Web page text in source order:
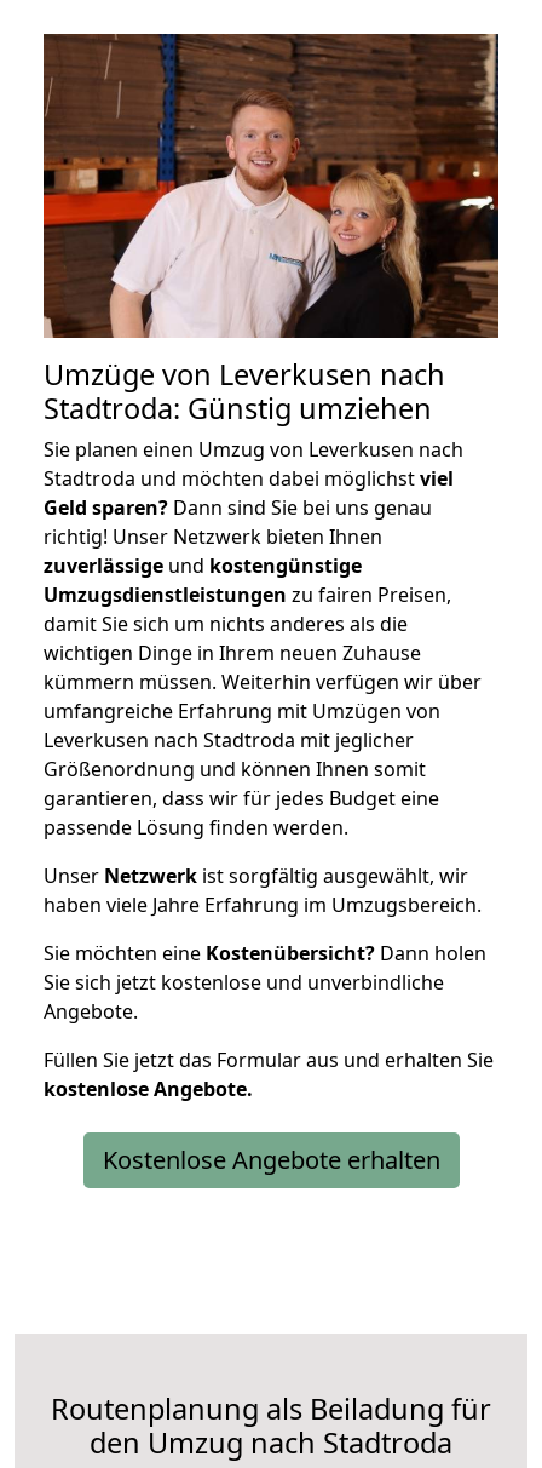
Umzüge von Leverkusen nach
Stadtroda: Günstig umziehen
Sie planen einen Umzug von Leverkusen nach
Stadtroda und möchten dabei möglichstviel
Geld sparen? Dann sind Sie bei uns genau
richtig! Unser Netzwerk bieten Ihnen
zuverlässige und kostengünstige
Umzugsdienstleistungen zu fairen Preisen,
damit Sie sich um nichts anderes als die
wichtigen Dinge in Ihrem neuen Zuhause
kümmern müssen. Weiterhin verfügen wir über
umfangreiche Erfahrung mit Umzügen von
Leverkusen nach Stadtroda mit jeglicher
Größenordnung und können Ihnen somit
garantieren, dass wir für jedes Budget eine
passende Lösung finden werden.
Unser Netzwerk ist sorgfältig ausgewählt, wir
haben viele Jahre Erfahrung im Umzugsbereich.
Sie möchten eine Kostenübersicht? Dann holen
Sie sich jetzt kostenlose und unverbindliche
Angebote.
Füllen Sie jetzt das Formular aus und erhalten Sie
kostenloseAngebote.
Kostenlose Angebote erhalten
Routenplanung als Beiladung für
den Umzug nach Stadtroda